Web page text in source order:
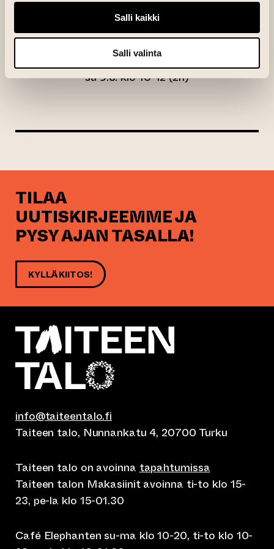
Salli kaikki
Salli valinta
la 8.3. klo 9-12 (3h)
su 9.3. klo 10-12 (2h)
TILAA
UUTISKIRJEEMME JA
PYSY AJAN TASALLA!
KYLLÄ KIITOS!
info@taiteentalo.fi
Taiteen talo, Nunnankatu 4, 20700 Turku
Taiteen talo on avoinna tapahtumissa
Taiteen talon Makasiinit avoinna ti-to klo 15-
23, pe-la klo 15-01.30
Café Elephanten su-ma klo 10-20, ti-to klo 10-